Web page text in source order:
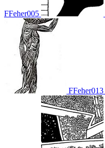
FFeher005
FFeher013